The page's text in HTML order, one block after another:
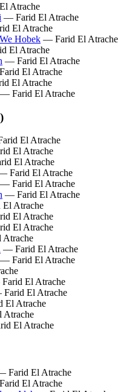
Atrache
— Farid El Atrache
El Atrache
Hobek — Farid El Atrache
El Atrache
— Farid El Atrache
El Atrache
El Atrache
— Farid El Atrache
El Atrache
El Atrache
El Atrache
Farid El Atrache
— Farid El Atrache
— Farid El Atrache
Atrache
El Atrache
El Atrache
— Farid El Atrache
— Farid El Atrache
El Atrache
El Atrache
El Atrache
El Atrache
Farid El Atrache
El Atrache